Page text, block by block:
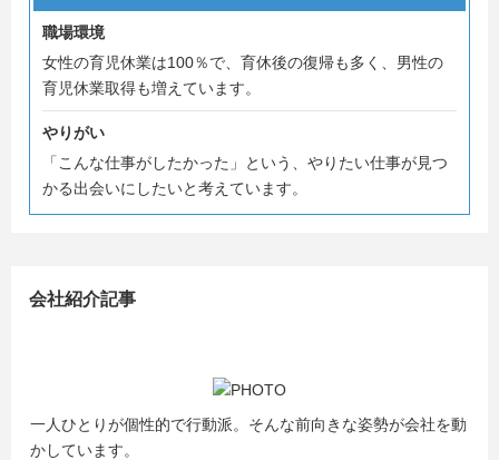
職場環境
女性の育児休業は100％で、育休後の復帰も多く、男性の
育児休業取得も増えています。
やりがい
「こんな仕事がしたかった」という、やりたい仕事が見つ
かる出会いにしたいと考えています。
会社紹介記事
一人ひとりが個性的で行動派。そんな前向きな姿勢が会社を動
かしています。